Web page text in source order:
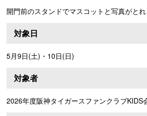
開門前のスタンドでマスコットと写真がとれ
対象日
5月9日(土)・10日(日)
対象者
2026年度阪神タイガースファンクラブKIDS